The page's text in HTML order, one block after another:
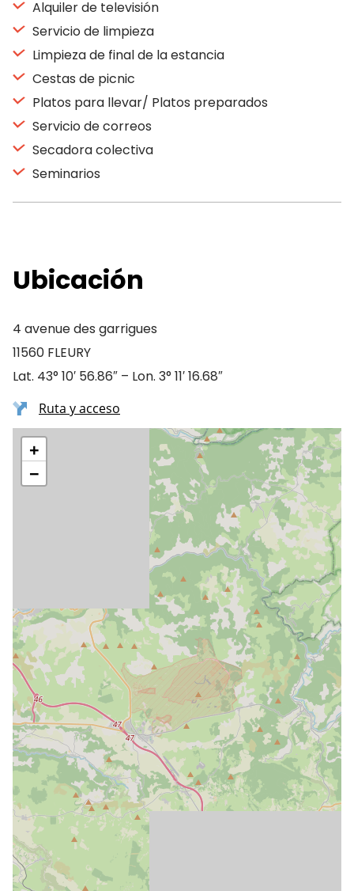
Alquiler de televisión
Servicio de limpieza
Limpieza de final de la estancia
Cestas de picnic
Platos para llevar/ Platos preparados
Servicio de correos
Secadora colectiva
Seminarios
Ubicación
4 avenue des garrigues
11560 FLEURY
Lat. 43° 10′ 56.86″ – Lon. 3° 11′ 16.68″
Ruta y acceso
+
−